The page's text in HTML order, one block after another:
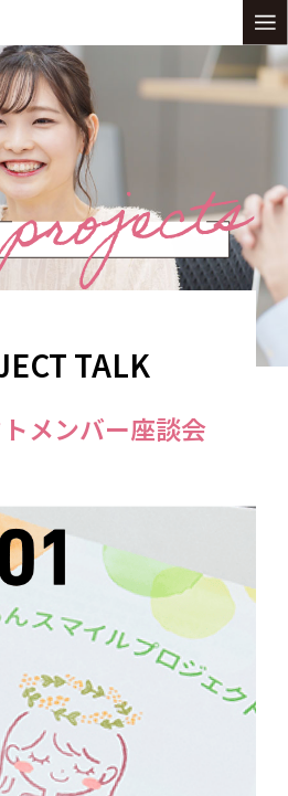
クトメンバーたちが語ります。
TALK
メンバー座談会